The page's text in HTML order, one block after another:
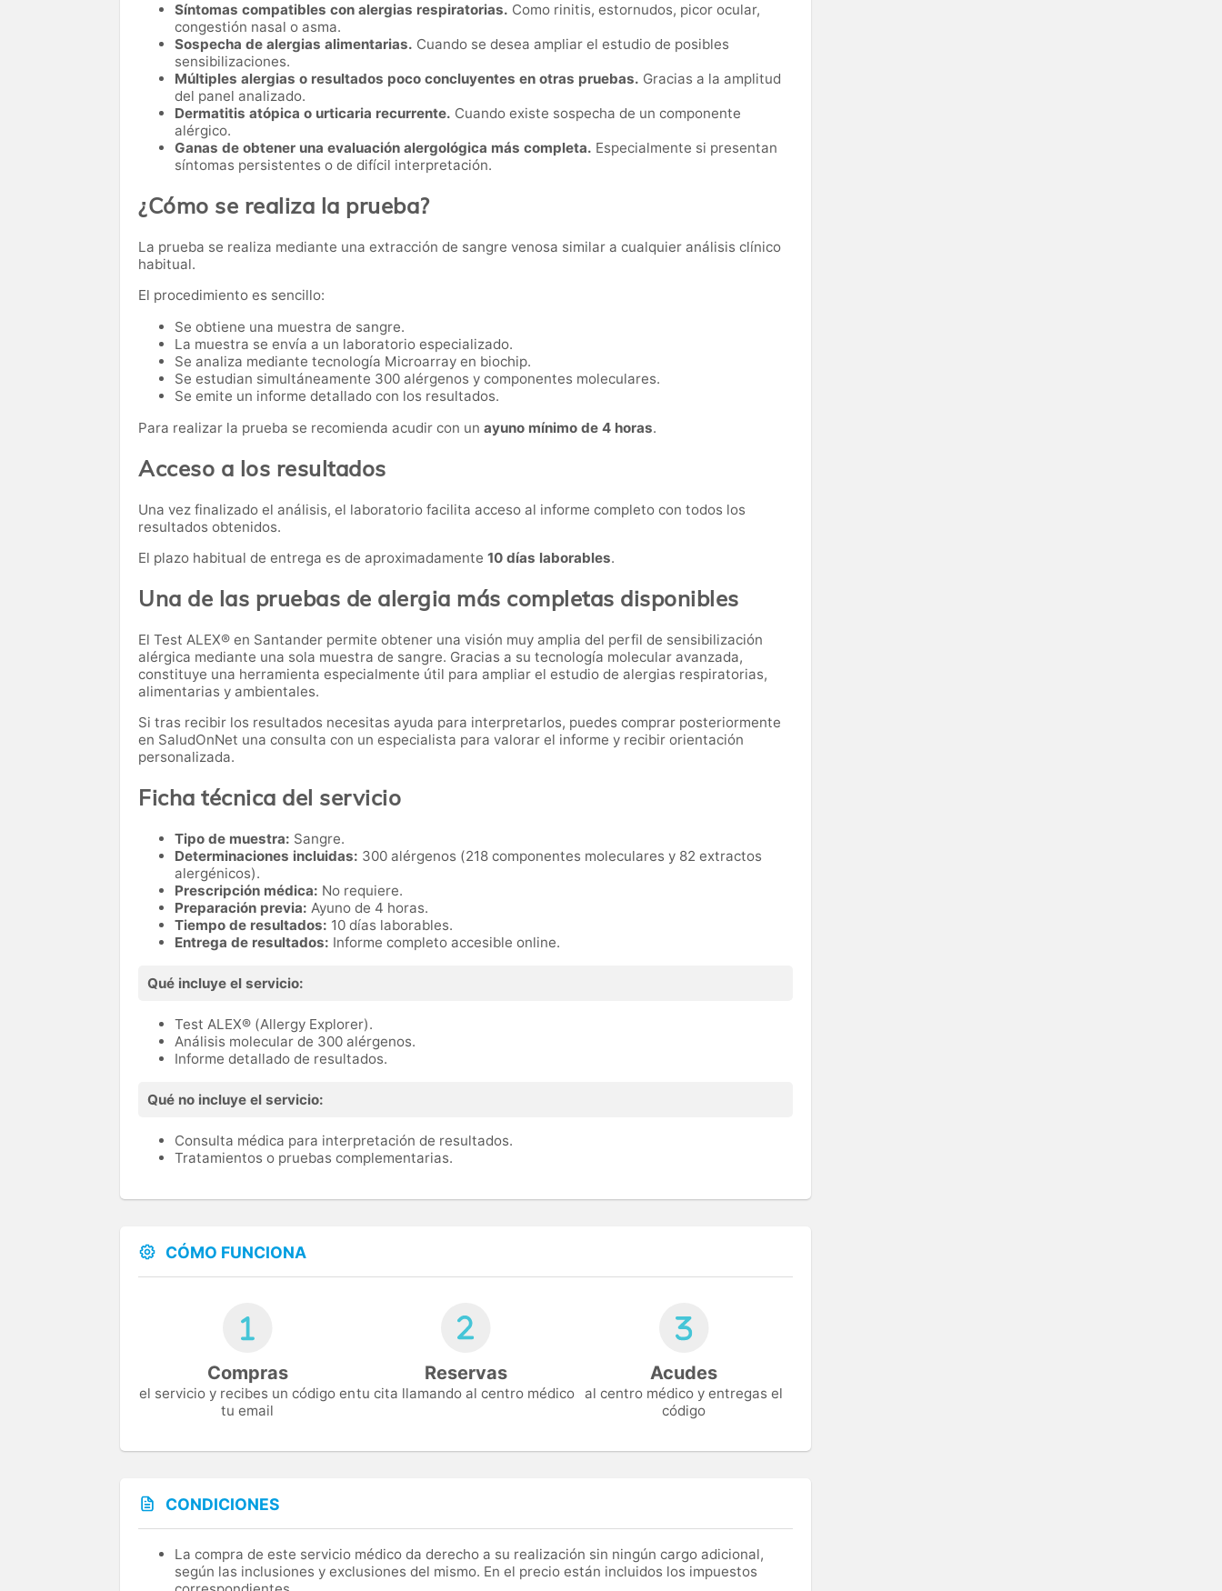
Síntomas compatibles con alergias respiratorias. Como rinitis, estornudos, picor ocular,
congestión nasal o asma.
Sospecha de alergias alimentarias. Cuando se desea ampliar el estudio de posibles
sensibilizaciones.
Múltiples alergias o resultados poco concluyentes en otras pruebas. Gracias a la amplitud
del panel analizado.
Dermatitis atópica o urticaria recurrente. Cuando existe sospecha de un componente
alérgico.
Ganas de obtener una evaluación alergológica más completa. Especialmente si presentan
síntomas persistentes o de difícil interpretación.
¿Cómo se realiza la prueba?
La prueba se realiza mediante una extracción de sangre venosa similar a cualquier análisis clínico
habitual.
El procedimiento es sencillo:
Se obtiene una muestra de sangre.
La muestra se envía a un laboratorio especializado.
Se analiza mediante tecnología Microarray en biochip.
Se estudian simultáneamente 300 alérgenos y componentes moleculares.
Se emite un informe detallado con los resultados.
Para realizar la prueba se recomienda acudir con un ayuno mínimo de 4 horas.
Acceso a los resultados
Una vez finalizado el análisis, el laboratorio facilita acceso al informe completo con todos los
resultados obtenidos.
El plazo habitual de entrega es de aproximadamente 10 días laborables.
Una de las pruebas de alergia más completas disponibles
El Test ALEX® en Santander permite obtener una visión muy amplia del perfil de sensibilización
alérgica mediante una sola muestra de sangre. Gracias a su tecnología molecular avanzada,
constituye una herramienta especialmente útil para ampliar el estudio de alergias respiratorias,
alimentarias y ambientales.
Si tras recibir los resultados necesitas ayuda para interpretarlos, puedes comprar posteriormente
en SaludOnNet una consulta con un especialista para valorar el informe y recibir orientación
personalizada.
Ficha técnica del servicio
Tipo de muestra: Sangre.
Determinaciones incluidas: 300 alérgenos (218 componentes moleculares y 82 extractos
alergénicos).
Prescripción médica: No requiere.
Preparación previa: Ayuno de 4 horas.
Tiempo de resultados: 10 días laborables.
Entrega de resultados: Informe completo accesible online.
Qué incluye el servicio:
Test ALEX® (Allergy Explorer).
Análisis molecular de 300 alérgenos.
Informe detallado de resultados.
Qué no incluye el servicio:
Consulta médica para interpretación de resultados.
Tratamientos o pruebas complementarias.
CÓMO FUNCIONA
Compras
el servicio y recibes un código en
tu email
Reservas
tu cita llamando al centro médico
Acudes
al centro médico y entregas el
código
CONDICIONES
La compra de este servicio médico da derecho a su realización sin ningún cargo adicional,
según las inclusiones y exclusiones del mismo. En el precio están incluidos los impuestos